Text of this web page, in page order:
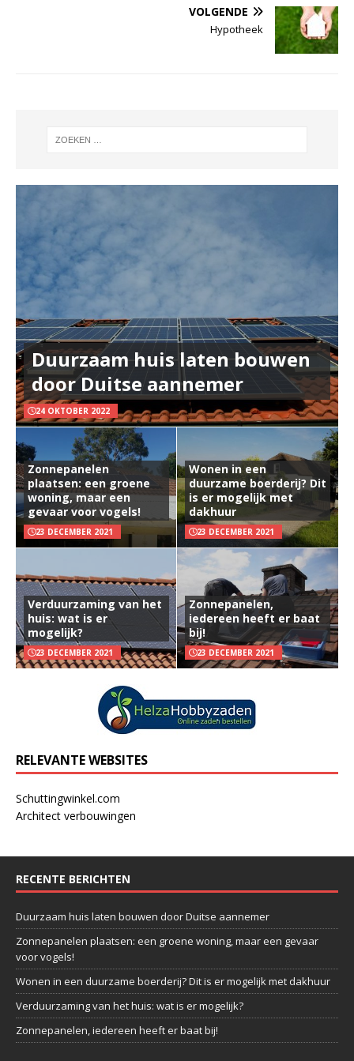
VOLGENDE
Hypotheek
Duurzaam huis laten bouwen
door Duitse aannemer
24 OKTOBER 2022
Zonnepanelen
plaatsen: een groene
woning, maar een
gevaar voor vogels!
23 DECEMBER 2021
Wonen in een
duurzame boerderij? Dit
is er mogelijk met
dakhuur
23 DECEMBER 2021
Verduurzaming van het
huis: wat is er
mogelijk?
23 DECEMBER 2021
Zonnepanelen,
iedereen heeft er baat
bij!
23 DECEMBER 2021
RELEVANTE WEBSITES
Schuttingwinkel.com
Architect verbouwingen
RECENTE BERICHTEN
Duurzaam huis laten bouwen door Duitse aannemer
Zonnepanelen plaatsen: een groene woning, maar een gevaar
voor vogels!
Wonen in een duurzame boerderij? Dit is er mogelijk met dakhuur
Verduurzaming van het huis: wat is er mogelijk?
Zonnepanelen, iedereen heeft er baat bij!